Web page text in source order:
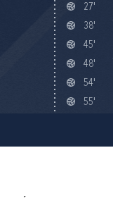
27'
38'
45'
48'
54'
55'